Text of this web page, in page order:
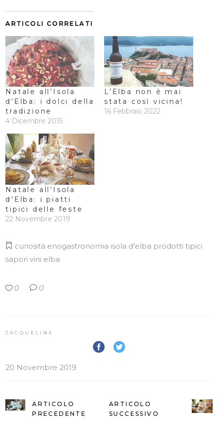
ARTICOLI CORRELATI
Natale all’Isola
d’Elba: i dolci della
tradizione
4 Dicembre 2015
L’Elba non è mai
stata così vicina!
16 Febbraio 2022
Natale all’Isola
d’Elba: i piatti
tipici delle feste
22 Novembre 2019
curiosità enogastronomia isola d'elba prodotti tipici
sapori vini elba
0 0
JACQUELINE
20 Novembre 2019
ARTICOLO
PRECEDENTE
ARTICOLO
SUCCESSIVO